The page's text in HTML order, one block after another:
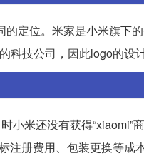
定位。米家是小米旗下
科技公司，因此logo的设
小米还没有获得
注册费用、包装更换等